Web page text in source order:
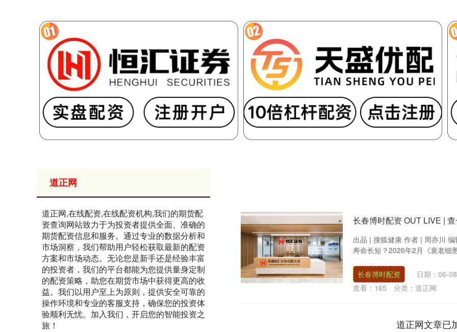
长春博时配资 OUT LIVE |
出品 | 搜狐健康 作者 | 周亦川
寿命长短？2026年2月《衰老细
长春博时配资
日期：06-08
查看： 165 分类： 道正网
道正网文章已
道正网
道正网,在线配资,在线配资机构,我们的期货配
资查询网站致力于为投资者提供全面、准确的
期货配资信息和服务。通过专业的数据分析和
市场洞察，我们帮助用户轻松获取最新的配资
方案和市场动态。无论您是新手还是经验丰富
的投资者，我们的平台都能为您提供量身定制
的配资策略，助您在期货市场中获得更高的收
益。我们以用户至上为原则，提供安全可靠的
操作环境和专业的客服支持，确保您的投资体
验顺利无忧。加入我们，开启您的智能投资之
旅！